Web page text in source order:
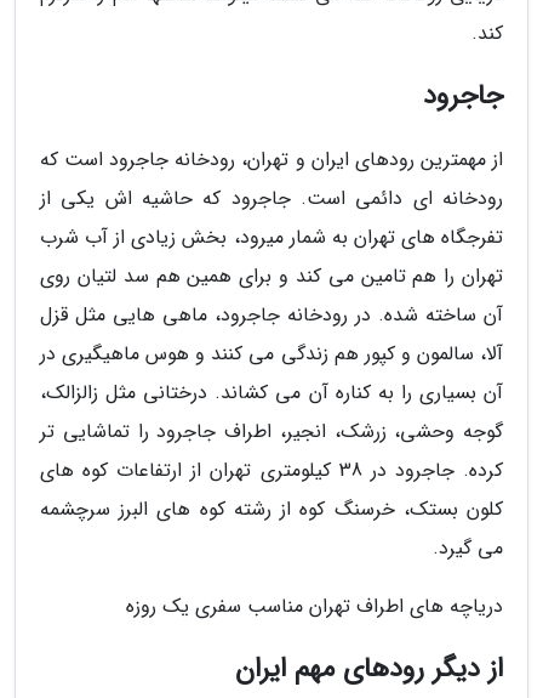
کند.
جاجرود
از مهمترین رودهای ایران و تهران، رودخانه جاجرود است که
رودخانه ای دائمی است. جاجرود که حاشیه اش یکی از
تفرجگاه های تهران به شمار میرود، بخش زیادی از آب شرب
تهران را هم تامین می کند و برای همین هم سد لتیان روی
آن ساخته شده. در رودخانه جاجرود، ماهی هایی مثل قزل
آلا، سالمون و کپور هم زندگی می کنند و هوس ماهیگیری در
آن بسیاری را به کناره آن می کشاند. درختانی مثل زالزالک،
گوجه وحشی، زرشک، انجیر، اطراف جاجرود را تماشایی تر
کرده. جاجرود در 38 کیلومتری تهران از ارتفاعات کوه های
کلون بستک، خرسنگ کوه از رشته کوه های البرز سرچشمه
می گیرد.
دریاچه های اطراف تهران مناسب سفری یک روزه
از دیگر رودهای مهم ایران